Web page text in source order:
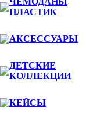
ПЛАСТИК
АКСЕССУАРЫ
ДЕТСКИЕ
КОЛЛЕКЦИИ
КЕЙСЫ